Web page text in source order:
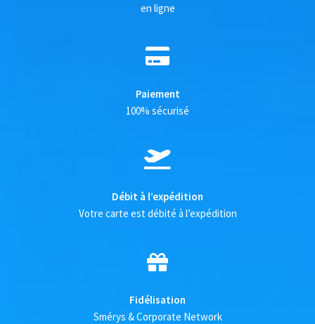
en ligne
Paiement
100% sécurisé
Débit à l’expédition
Votre carte est débité à l’expédition
Fidélisation
Smérys & Corporate Network